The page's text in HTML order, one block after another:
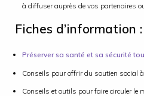
à diffuser auprès de vos partenaires
Fiches d’information :
Préserver sa santé et sa sécurité
Conseils pour offrir du soutien social
Conseils et outils pour faire circuler le